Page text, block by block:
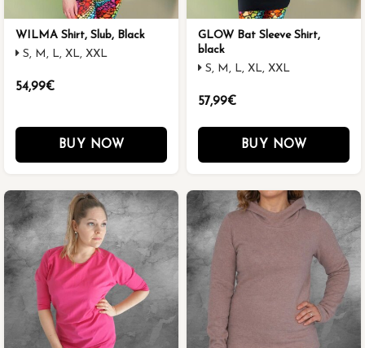
WILMA Shirt, Slub, Black
S, M, L, XL, XXL
54,99€
BUY NOW
GLOW Bat Sleeve Shirt,
black
S, M, L, XL, XXL
57,99€
BUY NOW